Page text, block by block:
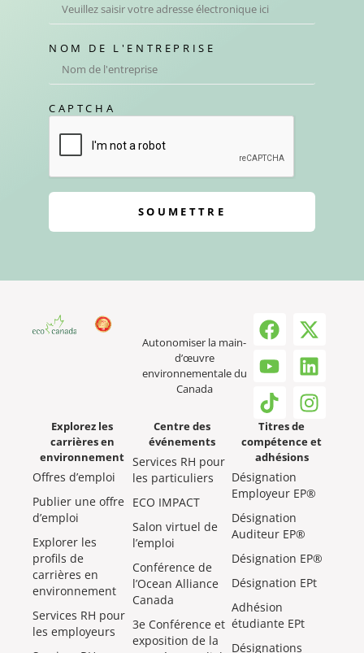
NOM DE L'ENTREPRISE
CAPTCHA
SOUMETTRE
Autonomiser la main-
d’œuvre
environnementale du
Canada
Explorez les
carrières en
environnement
Offres d’emploi
Publier une offre
d’emploi
Explorer les
profils de
carrières en
environnement
Services RH pour
les employeurs
Centre des
événements
Services RH pour
les particuliers
ECO IMPACT
Salon virtuel de
l’emploi
Conférence de
l’Ocean Alliance
Canada
3e Conférence et
exposition de la
Titres de
compétence et
adhésions
Désignation
Employeur EP®
Désignation
Auditeur EP®
Désignation EP®
Désignation EPt
Adhésion
étudiante EPt
Désignations